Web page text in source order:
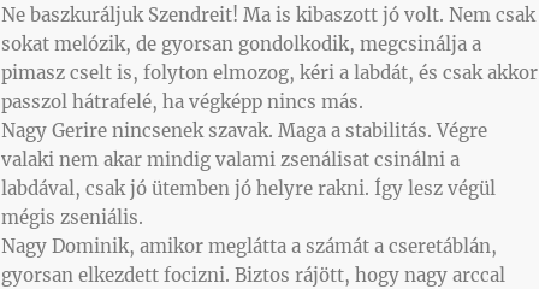
Ne baszkuráljuk Szendreit! Ma is kibaszott jó volt. Nem csak
sokat melózik, de gyorsan gondolkodik, megcsinálja a
pimasz cselt is, folyton elmozog, kéri a labdát, és csak akkor
passzol hátrafelé, ha végképp nincs más.
Nagy Gerire nincsenek szavak. Maga a stabilitás. Végre
valaki nem akar mindig valami zsenálisat csinálni a
labdával, csak jó ütemben jó helyre rakni. Így lesz végül
mégis zseniális.
Nagy Dominik, amikor meglátta a számát a cseretáblán,
gyorsan elkezdett focizni. Biztos rájött, hogy nagy arccal